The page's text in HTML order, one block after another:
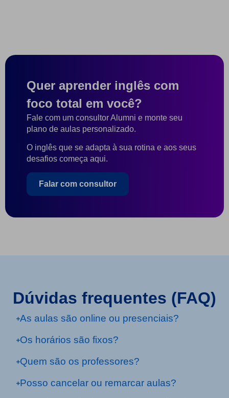
Quer aprender inglês com
foco total em você?
Fale com um consultor Alumni e monte seu
plano de aulas personalizado.
O inglês que se adapta à sua rotina e aos seus
desafios começa aqui.
Falar com consultor
Dúvidas frequentes (FAQ)
As aulas são online ou presenciais?
Os horários são fixos?
Quem são os professores?
Posso cancelar ou remarcar aulas?